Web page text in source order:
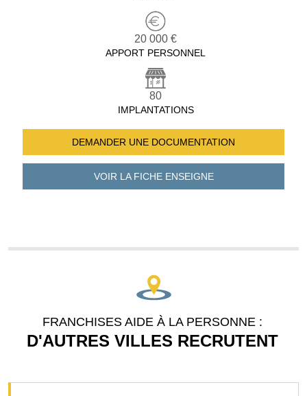
20 000 €
APPORT PERSONNEL
80
IMPLANTATIONS
DEMANDER UNE DOCUMENTATION
VOIR LA FICHEENSEIGNE
FRANCHISES AIDE À LA PERSONNE :
D'AUTRES VILLES RECRUTENT